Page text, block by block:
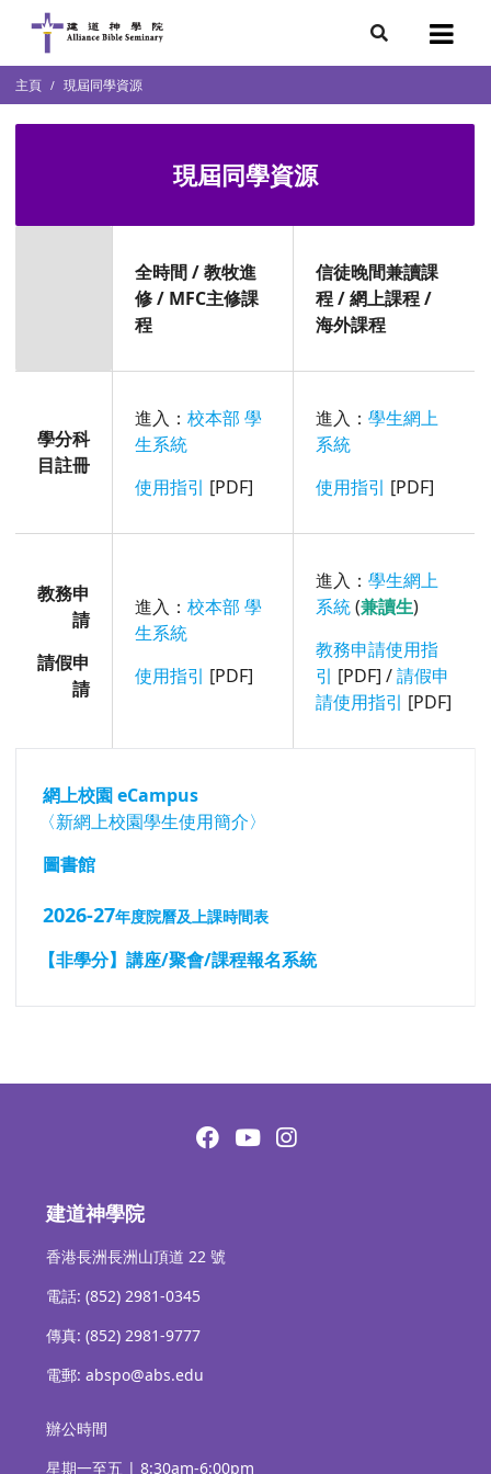
簡介
隊
主頁 現屆同學資源
現屆同學資源
全時間 /教牧進
修 / MFC主修課
程
信徒晚間兼讀課
程 / 網上課程 /
海外課程
學分科
目註冊
進入： 校本部 學
生系統
使用指引 [PDF]
進入： 學生網上
系統
使用指引 [PDF]
教務申
請
請假申
請
進入： 校本部 學
生系統
使用指引 [PDF]
進入： 學生網上
系統(兼讀生)
教務申請使用指
引 [PDF] /請假申
請使用指引 [PDF]
網上校園 eCampus
〈新網上校園學生使用簡介〉
圖書館
2026-27年度院曆及上課時間表
【非學分】講座/聚會/課程報名系統
建道神學院
香港長洲長洲山頂道 22 號
電話: (852) 2981-0345
傳真: (852) 2981-9777
電郵: abspo@abs.edu
辦公時間
星期一至五 | 8:30am-6:00pm